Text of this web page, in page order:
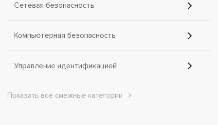
Сетевая безопасность
Компьютерная безопасность
Управление идентификацией
Показать все смежные категории